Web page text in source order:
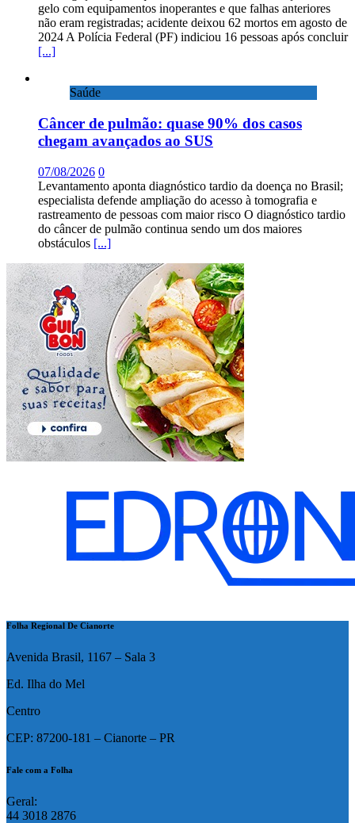
gelo com equipamentos inoperantes e que falhas anteriores
não eram registradas; acidente deixou 62 mortos em agosto de
2024 A Polícia Federal (PF) indiciou 16 pessoas após concluir
[...]
Saúde
Câncer de pulmão: quase 90% dos casos
chegam avançados ao SUS
07/08/2026 0
Levantamento aponta diagnóstico tardio da doença no Brasil;
especialista defende ampliação do acesso à tomografia e
rastreamento de pessoas com maior risco O diagnóstico tardio
do câncer de pulmão continua sendo um dos maiores
obstáculos [...]
Folha Regional De Cianorte
Avenida Brasil, 1167 – Sala 3
Ed. Ilha do Mel
Centro
CEP: 87200-181 – Cianorte – PR
Fale com a Folha
Geral:
44 3018 2876